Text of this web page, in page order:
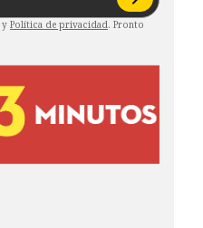
y Política de privacidad. Pronto